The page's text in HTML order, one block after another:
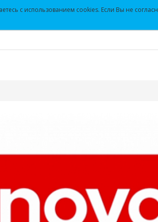
+7(343)382-12-56 Личный кабинет
с использованием cookies. Если Вы не